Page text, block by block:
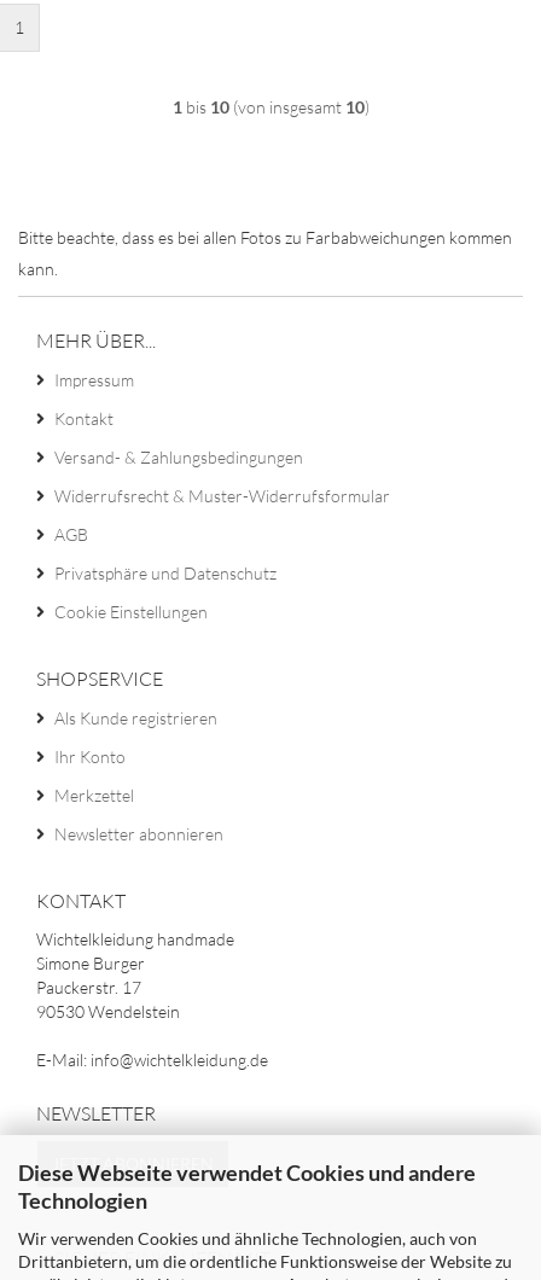
Diese Webseite verwendet Cookies und andere
Technologien
Wir verwenden Cookies und ähnliche Technologien, auch von
Drittanbietern, um die ordentliche Funktionsweise der Website zu
1
1 bis 10(von insgesamt 10)
Bitte beachte, dass es bei allen Fotos zu Farbabweichungen kommen
kann.
MEHR ÜBER...
Impressum
Kontakt
Versand- & Zahlungsbedingungen
Widerrufsrecht & Muster-Widerrufsformular
AGB
Privatsphäre und Datenschutz
Cookie Einstellungen
SHOPSERVICE
Als Kunde registrieren
Ihr Konto
Merkzettel
Newsletter abonnieren
KONTAKT
Wichtelkleidung handmade
Simone Burger
Pauckerstr. 17
90530 Wendelstein
E-Mail: info@wichtelkleidung.de
NEWSLETTER
JETZT ABONNIEREN
SICHER EINKAUFEN MIT